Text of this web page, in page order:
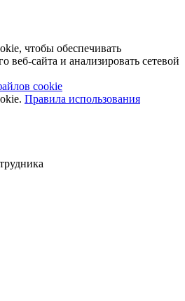
чтобы обеспечивать
веб-сайта и анализировать сетевой
cookie
Правила использования